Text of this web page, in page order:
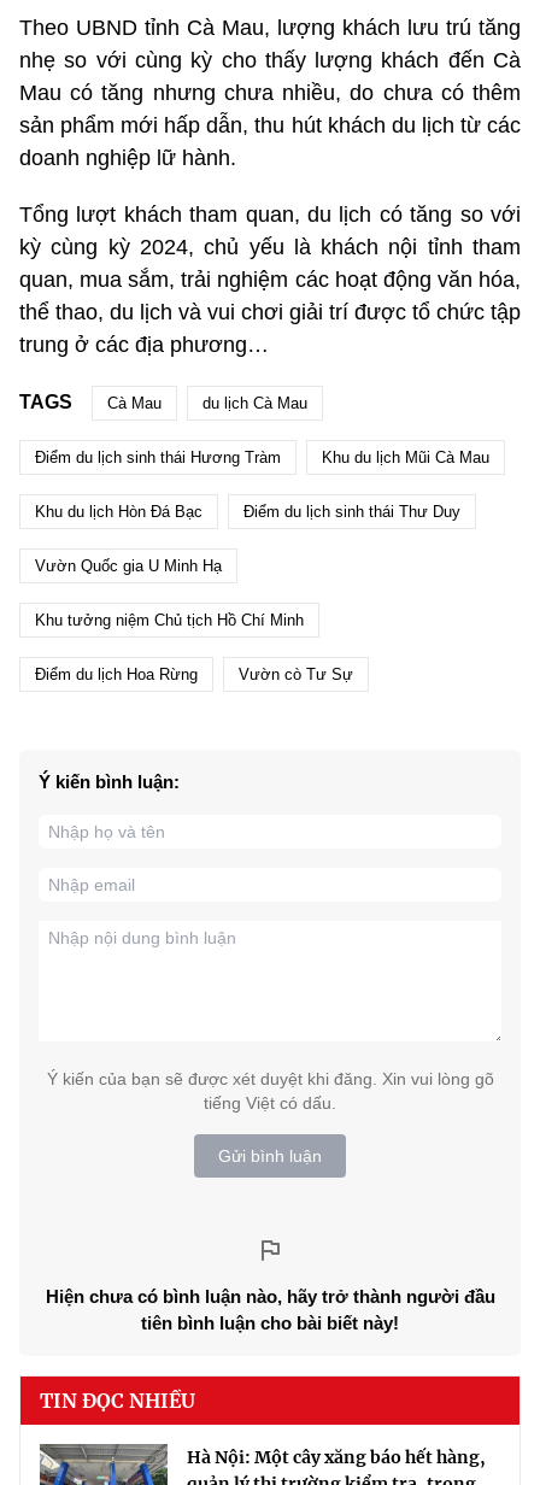
Theo UBND tỉnh Cà Mau, lượng khách lưu trú tăng
nhẹ so với cùng kỳ cho thấy lượng khách đến Cà
Mau có tăng nhưng chưa nhiều, do chưa có thêm
sản phẩm mới hấp dẫn, thu hút khách du lịch từ các
doanh nghiệp lữ hành.
Tổng lượt khách tham quan, du lịch có tăng so với
kỳ cùng kỳ 2024, chủ yếu là khách nội tỉnh tham
quan, mua sắm, trải nghiệm các hoạt động văn hóa,
thể thao, du lịch và vui chơi giải trí được tổ chức tập
trung ở các địa phương…
TAGS Cà Mau du lịch Cà Mau
Điểm du lịch sinh thái Hương Tràm Khu du lịch Mũi Cà Mau
Khu du lịch Hòn Đá Bạc Điểm du lịch sinh thái Thư Duy
Vườn Quốc gia U Minh Hạ
Khu tưởng niệm Chủ tịch Hồ Chí Minh
Điểm du lịch Hoa Rừng Vườn cò Tư Sự
Ý kiến bình luận:
Ý kiến của bạn sẽ được xét duyệt khi đăng. Xin vui lòng gõ
tiếng Việt có dấu.
Gửi bình luận
Hiện chưa có bình luận nào, hãy trở thành người đầu
tiên bình luận cho bài biết này!
TIN ĐỌC NHIỀU
Hà Nội: Một cây xăng báo hết hàng,